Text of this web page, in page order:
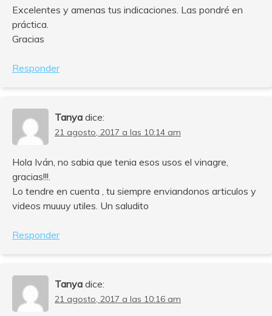
Excelentes y amenas tus indicaciones. Las pondré en
práctica.
Gracias
Responder
Tanya dice:
21 agosto, 2017 a las 10:14 am
Hola Iván, no sabia que tenia esos usos el vinagre,
gracias!!!.
Lo tendre en cuenta , tu siempre enviandonos articulos y
videos muuuy utiles. Un saludito
Responder
Tanya dice:
21 agosto, 2017 a las 10:16 am